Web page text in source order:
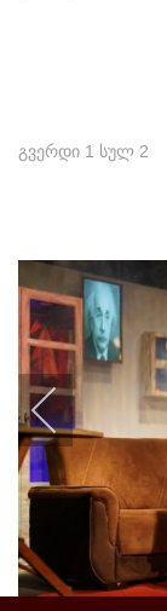
გვერდი 1 სულ 2